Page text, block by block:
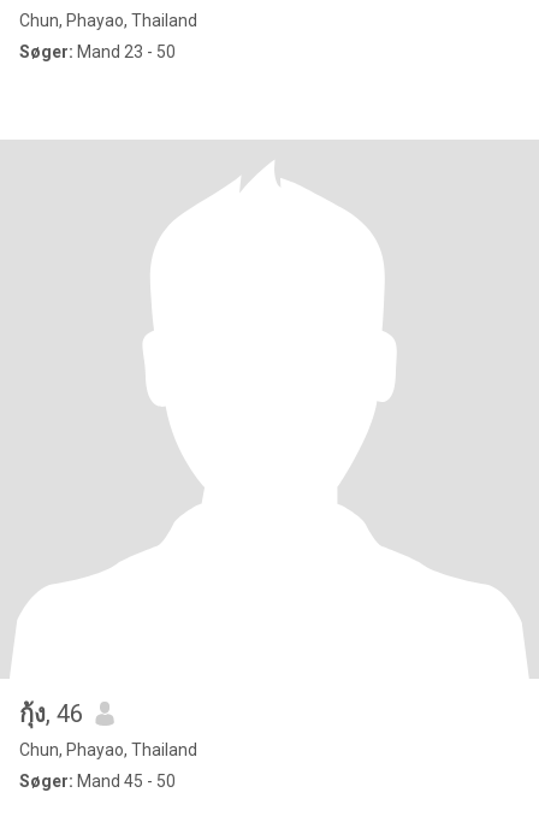
Chun, Phayao, Thailand
Søger: Mand 23 - 50
กุ้ง, 46
Chun, Phayao, Thailand
Søger: Mand 45 - 50